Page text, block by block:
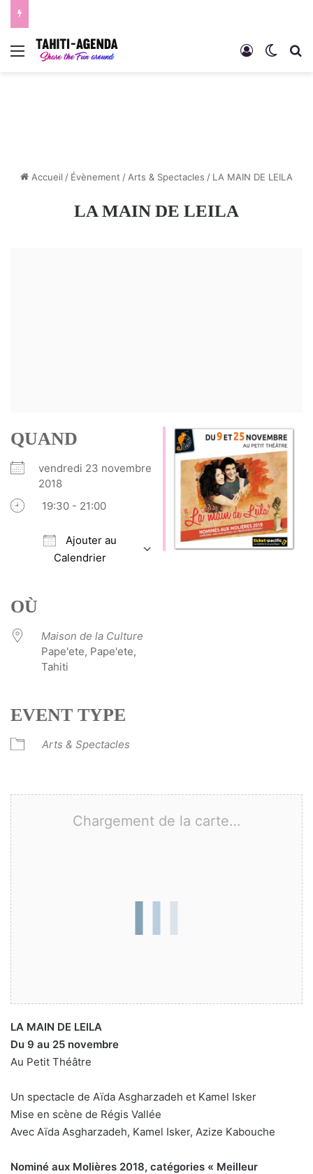
Menu Connexion
Accueil / Évènement / Arts & Spectacles / LA MAIN DE LEILA
LA MAIN DE LEILA
QUAND
vendredi 23 novembre
2018
19:30 - 21:00
Ajouter au
Calendrier
OÙ
Maison de la Culture
Pape'ete, Pape'ete,
Tahiti
EVENT TYPE
Arts & Spectacles
Chargement de la carte…
LA MAIN DE LEILA
Du 9 au 25 novembre
Au Petit Théâtre
Un spectacle de Aïda Asgharzadeh et Kamel Isker
Mise en scène de Régis Vallée
Avec Aïda Asgharzadeh, Kamel Isker, Azize Kabouche
Nominé aux Molières 2018, catégories « Meilleur